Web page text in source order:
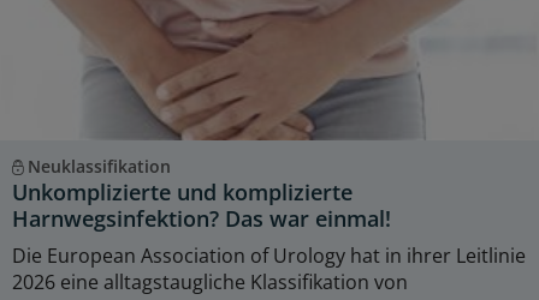
Neuklassifikation
Unkomplizierte und komplizierte
Harnwegsinfektion? Das war einmal!
Die European Association of Urology hat in ihrer Leitlinie
2026 eine alltagstaugliche Klassifikation von